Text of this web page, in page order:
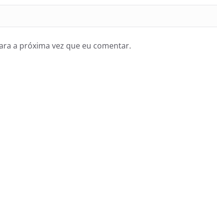
a próxima vez que eu comentar.